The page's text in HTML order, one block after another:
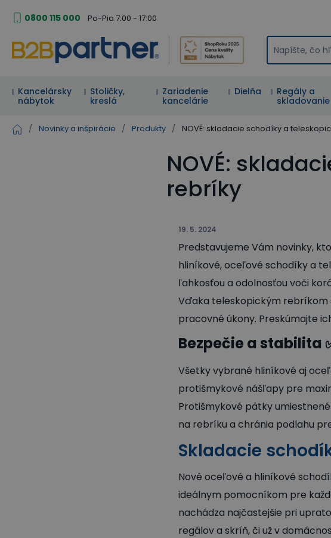
0800 115 000 Po-Pia 7:00 - 17:00
Kancelársky
nábytok
Stoličky,
kreslá
Zariadenie
kancelárie
Dielňa
Regály a
skladovanie
/ Novinky a inšpirácie / Produkty / NOVÉ: skladacie schodíky a
NOVÉ:
rebríky
19. 5. 2024
Predstavujeme Vám novinky,
hliníkové, oceľové schodíky a
ľahkosťou a odolnosťou voči
Vďaka teleskopickým
pracovné úkony. Preskúmajte
Bezpečie a stabilita
Všetky vybrané hliníkové aj
protišmykové nášľapy pre
Protišmykové pätky
na rebríku a chránia podlahu
Skladacie
Nové oceľové a hliníkové
ideálnym pomocníkom pre
nachádza najčastejšie pri
regálov a skríň, či už v